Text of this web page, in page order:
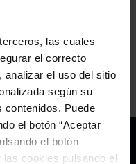
las cuales
el correcto
analizar el uso del sitio
según su
contenidos. Puede
el botón “Aceptar
el botón
las cookies pulsando el